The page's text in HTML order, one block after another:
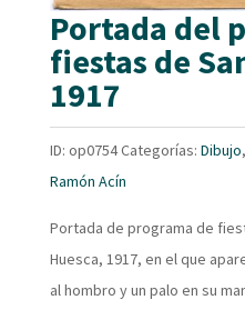
Portada del
fiestas de
1917
ID: op0754Categorías: Dibujo,
Ramón Acín
Portada de programa de
Huesca, 1917, en el que
al hombro y un palo en su